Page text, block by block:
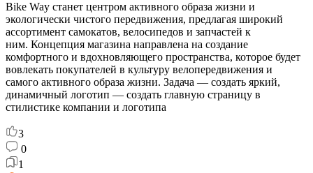
Bike Way станет центром активного образа жизни и
экологически чистого передвижения, предлагая широкий
ассортимент самокатов, велосипедов и запчастей к
ним. Концепция магазина направлена на создание
комфортного и вдохновляющего пространства, которое будет
вовлекать покупателей в культуру велопередвижения и
самого активного образа жизни. Задача — создать яркий,
динамичный логотип — создать главную страницу в
стилистике компании и логотипа
3
0
1